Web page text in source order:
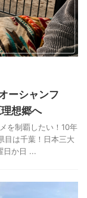
ーシャンフ
想郷へ
を制覇したい！10年
目は千葉！日本三大
日か日 ...